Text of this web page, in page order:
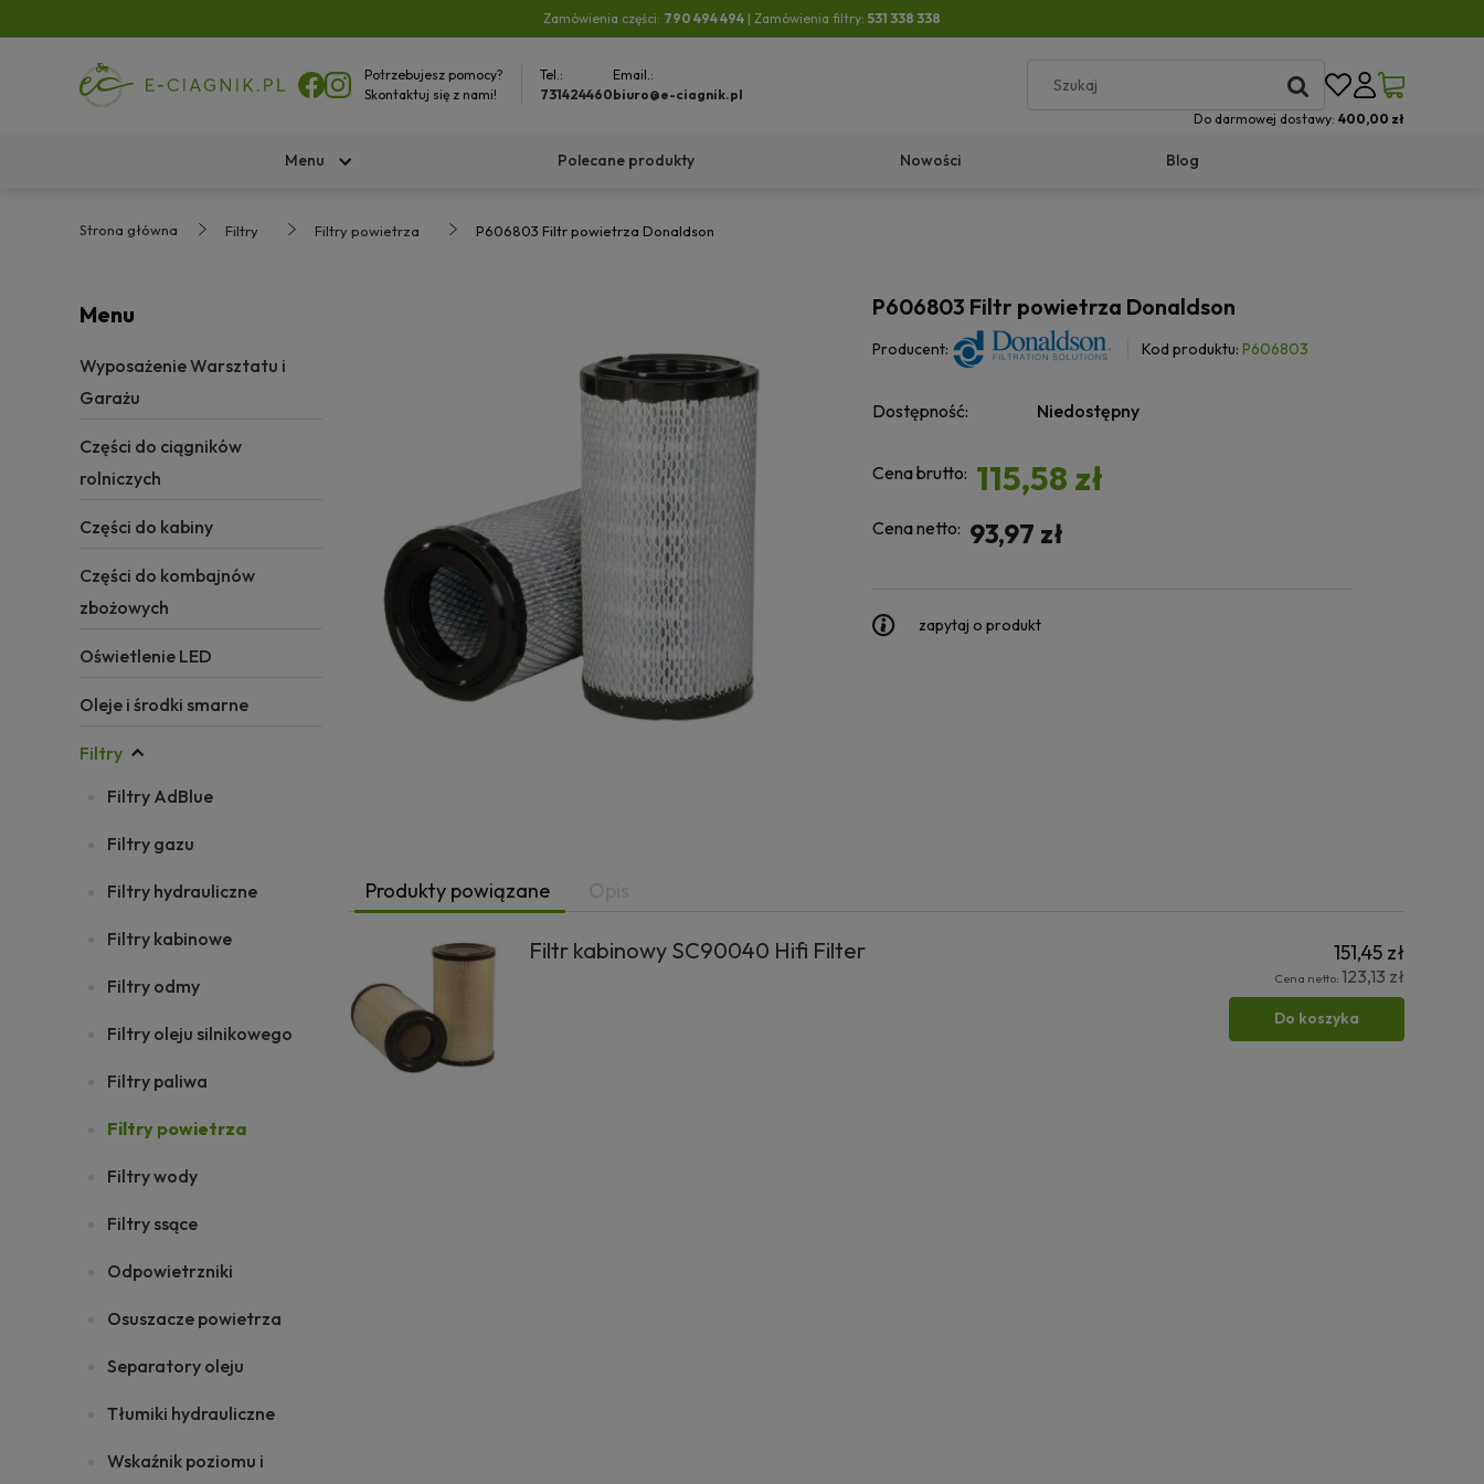
Zamówienia części: 790 494 494 | Zamówienia filtry: 531 338 338
Potrzebujesz pomocy?
Skontaktuj się z nami!
Tel.:
731424460
Email.:
biuro@e-ciagnik.pl
Do darmowej dostawy: 400,00 zł
Menu Polecane produkty Nowości Blog
Strona główna Filtry Filtry powietrza P606803 Filtr powietrza Donaldson
Menu
Wyposażenie Warsztatu i
Garażu
Części do ciągników
rolniczych
Części do kabiny
Części do kombajnów
zbożowych
Oświetlenie LED
Oleje i środki smarne
Filtry
Filtry AdBlue
Filtry gazu
Filtry hydrauliczne
Filtry kabinowe
Filtry odmy
Filtry oleju silnikowego
Filtry paliwa
Filtry powietrza
Filtry wody
Filtry ssące
Odpowietrzniki
Osuszacze powietrza
Separatory oleju
Tłumiki hydrauliczne
Wskaźnik poziomu i
P606803 Filtr powietrza Donaldson
Producent: Kod produktu: P606803
Dostępność: Niedostępny
Cena brutto: 115,58 zł
Cena netto: 93,97 zł
zapytaj o produkt
Produkty powiązane
Filtr kabinowy SC90040 Hifi Filter 151,45 zł
Cena netto: 123,13 zł
Do koszyka